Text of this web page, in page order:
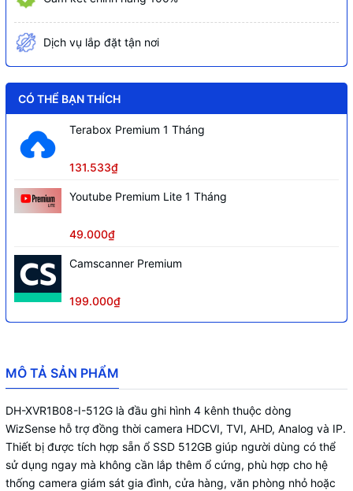
thiết bị di động, hỗ trợ cấu hình thông
trợ đàm thoại hai chiều, quản lý đồng
Truyền tải âm thanh, báo động qua cáp
P2P
Dịch vụ lắp đặt tận nơi
CÓ THỂ BẠN THÍCH
Terabox Premium 1 Tháng
131.533₫
Youtube Premium Lite 1 Tháng
49.000₫
Camscanner Premium
199.000₫
MÔ TẢ SẢN PHẨM
DH-XVR1B08-I-512G là đầu ghi hình 4 kênh thuộc dòng
WizSense hỗ trợ đồng thời camera HDCVI, TVI, AHD, Analog và IP.
Thiết bị được tích hợp sẵn ổ SSD 512GB giúp người dùng có thể
sử dụng ngay mà không cần lắp thêm ổ cứng, phù hợp cho hệ
thống camera giám sát gia đình, cửa hàng, văn phòng nhỏ hoặc